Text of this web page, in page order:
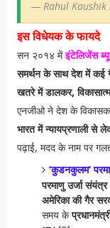
— Rahul Kaushik
इस विधेयक केफायदे
सन २०१४ मेंइंटेलिजेंस
समर्थन के साथ देश में कई
खतरे में डालकर,
एनजीओ ने देश के
भारत में न्यायप्रणाली से
पढ़ाई, मदद के नाम पर
‘कुडनकुलम’
परमाणु उर्जा
अमेरिका की गैर
समय के